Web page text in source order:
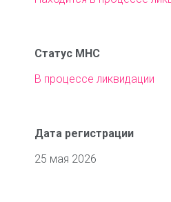
Статус МНС
В процессе ликвидации
Дата регистрации
25 мая 2026